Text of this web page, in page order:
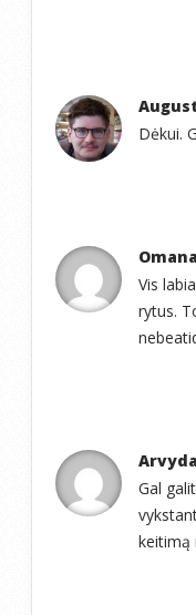
Dėkui.
Vis
rytus.
Gal
keitimą